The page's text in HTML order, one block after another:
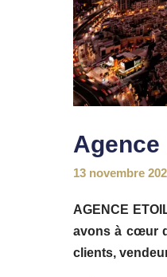
13 novembre
AGENCE
avons à cœur
clients,